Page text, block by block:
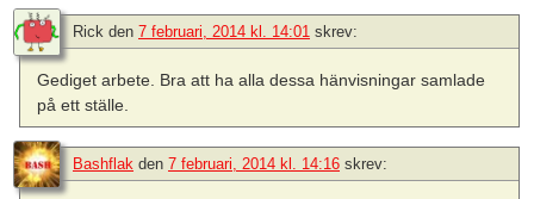
Rick den 7 februari, 2014 kl. 14:01 skrev:
Gediget arbete. Bra att ha alla dessa hänvisningar samlade
på ett ställe.
Bashflak den 7 februari, 2014 kl. 14:16 skrev: